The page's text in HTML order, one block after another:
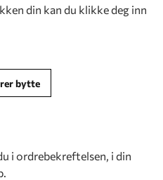
din kan du klikke deg inn
bytte
i ordrebekreftelsen, i din